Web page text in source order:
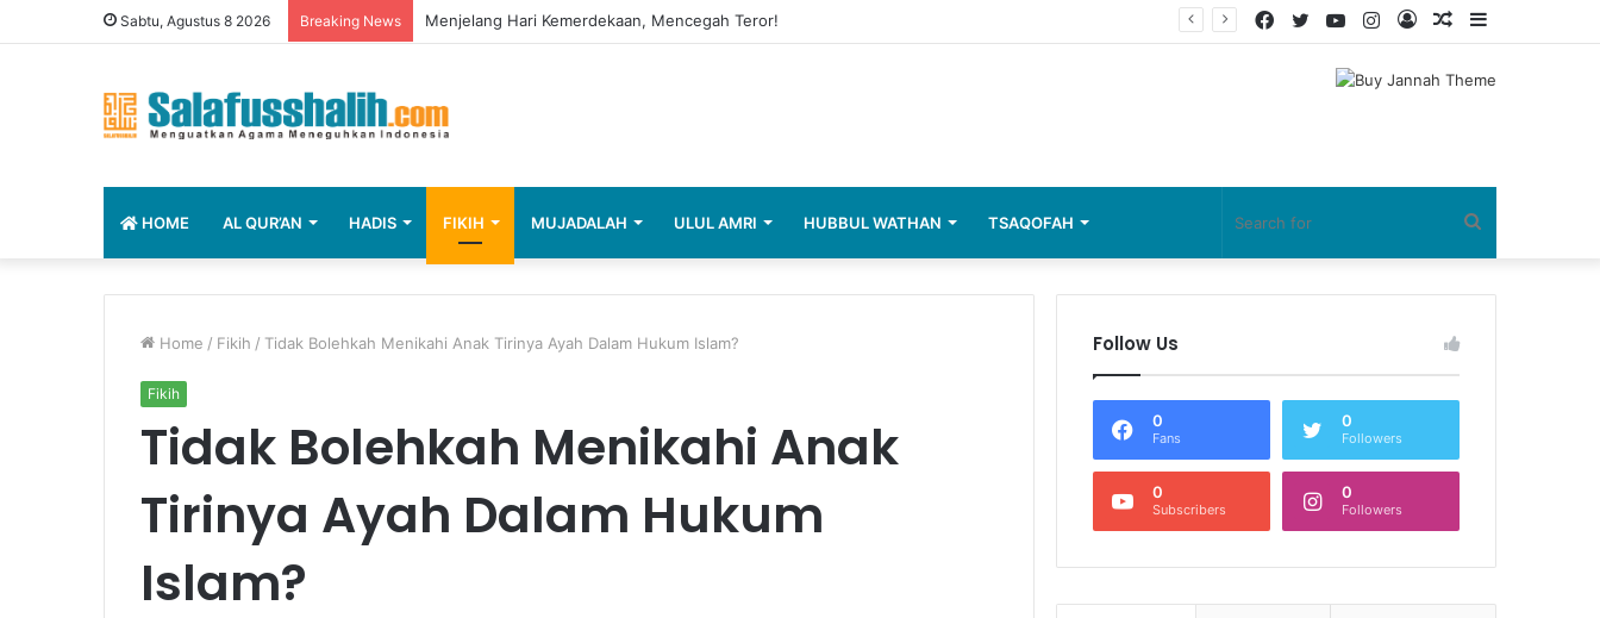
Sabtu, Agustus 8 2026 Breaking News Menjelang Hari Kemerdekaan, Mencegah Teror!
Random
Log
Instagram
YouTube
Twitter
Facebook
HOME AL QUR’AN HADIS FIKIH MUJADALAH ULUL AMRI HUBBUL WATHAN TSAQOFAH
for
Home / Fikih / Tidak Bolehkah Menikahi Anak Tirinya Ayah Dalam Hukum Islam?
Fikih
Tidak Bolehkah Menikahi Anak
Tirinya Ayah Dalam Hukum
Islam?
Follow Us
0
Fans
0
Followers
0
Subscribers
0
Followers